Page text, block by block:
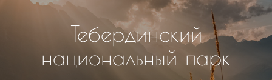
Тебердинский
национальный парк